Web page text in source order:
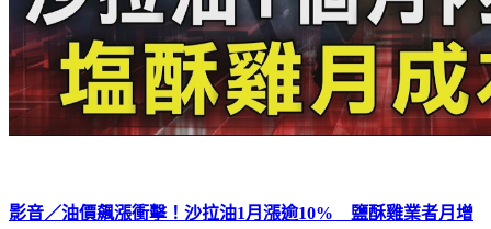
影音／油價飆漲衝擊！沙拉油1月漲逾10% 鹽酥雞業者月增